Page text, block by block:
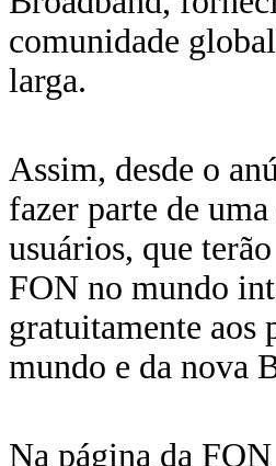
comunidade
larga.
Assim, desde o
fazer parte de
usuários, que
FON no mundo
gratuitamente aos
mundo e da nova
Na página da